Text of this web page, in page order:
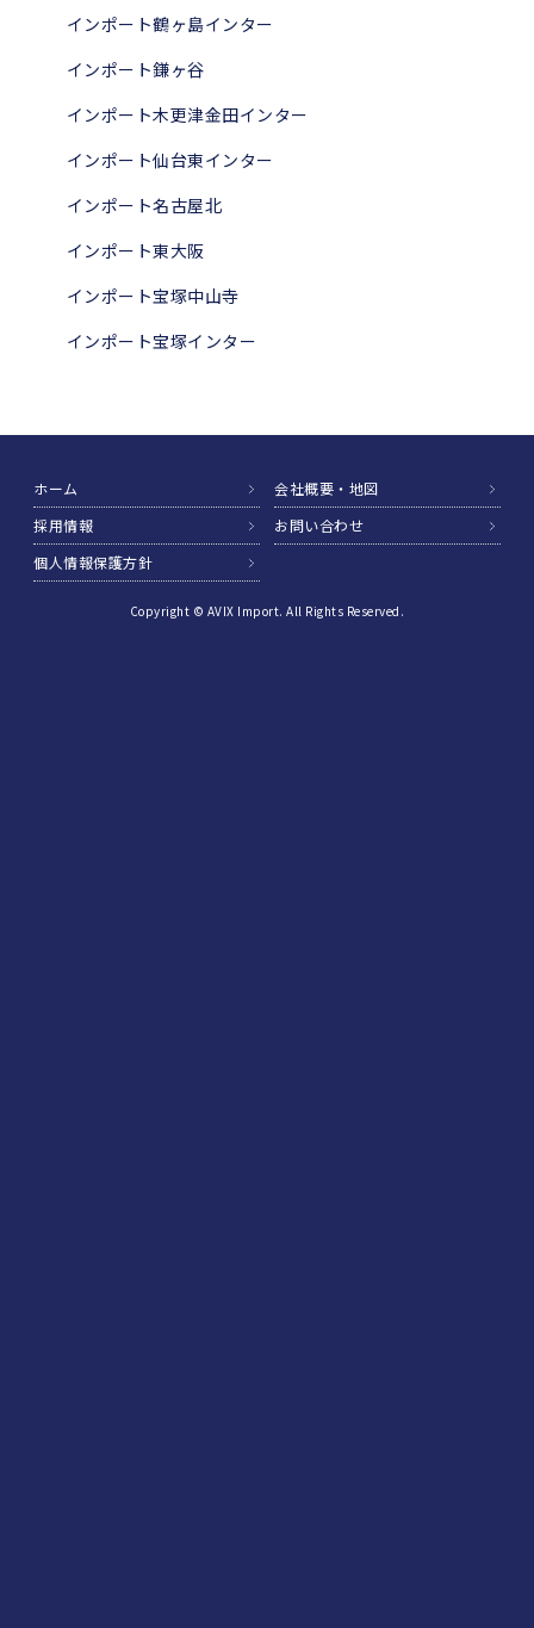
インポート鶴ヶ島インター
インポート鎌ヶ谷
インポート木更津金田インター
インポート仙台東インター
インポート名古屋北
インポート東大阪
インポート宝塚中山寺
インポート宝塚インター
ホーム
会社概要・地図
採用情報
お問い合わせ
個人情報保護方針
Copyright © AVIX Import. All Rights Reserved.